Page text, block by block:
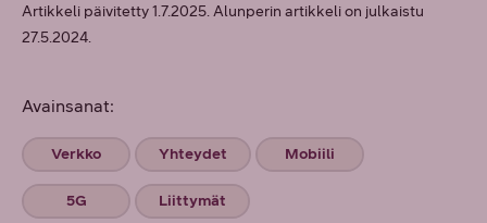
Artikkeli päivitetty 1.7.2025. Alunperin artikkeli on julkaistu
27.5.2024.
Avainsanat:
Verkko Yhteydet Mobiili
5G Liittymät